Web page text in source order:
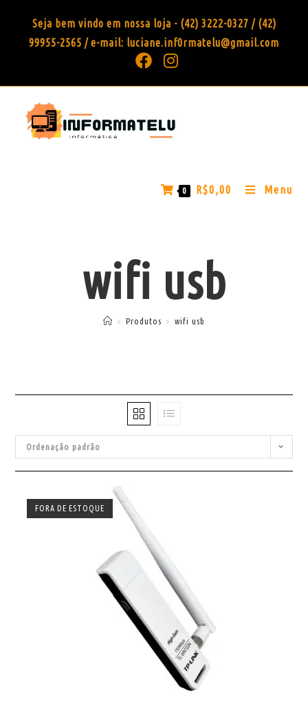
Seja bem vindo em nossa loja - (42) 3222-0327 / (42)
99955-2565 / e-mail: luciane.inf0rmatelu@gmail.com
0 R$0,00 Menu
wifi usb
> Produtos > wifi usb
Ordenação padrão
FORA DE ESTOQUE